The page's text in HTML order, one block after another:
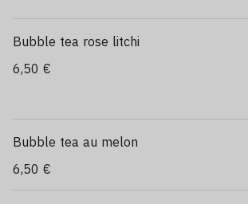
Bubble tea rose litchi
6,50 €
Bubble tea au melon
6,50 €